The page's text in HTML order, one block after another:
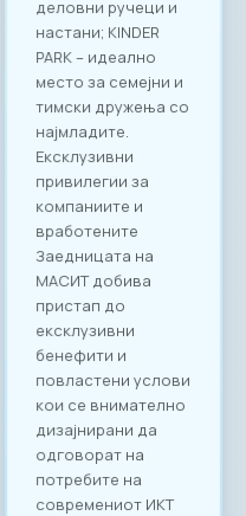
деловни ручеци и
настани; KINDER
PARK – идеално
место за семејни и
тимски дружења со
најмладите.
Ексклузивни
привилегии за
компаниите и
вработените
Заедницата на
МАСИТ добива
пристап до
ексклузивни
бенефити и
повластени услови
кои се внимателно
дизајнирани да
одговорат на
потребите на
современиот ИКТ